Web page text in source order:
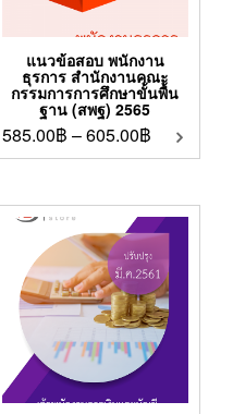
แนวข้อสอบ พนักงาน
ธุรการ สำนักงานคณะ
กรรมการการศึกษาขั้นพื้น
ฐาน (สพฐ) 2565
585.00฿ –605.00฿